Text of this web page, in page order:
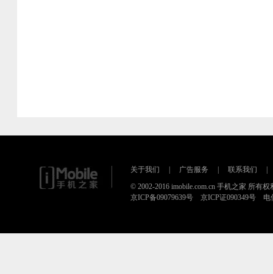
关于我们 广告服务 联系我们
© 2002-2016 imobile.com.cn 手机之家 所有权
京ICP备09079639号 京ICP证090349号 电